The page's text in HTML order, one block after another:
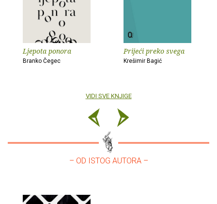
Ljepota ponora
Branko Čegec
Prijeći preko svega
Krešimir Bagić
VIDI SVE KNJIGE
– OD ISTOG AUTORA –